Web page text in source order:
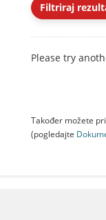
Filtriraj
Please try
Također možete
(pogledajte